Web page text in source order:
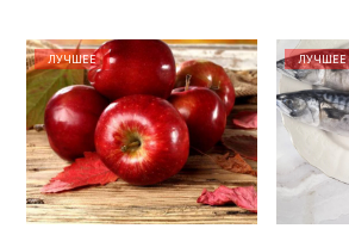
ЛУЧШЕЕ ЛУЧШЕЕ